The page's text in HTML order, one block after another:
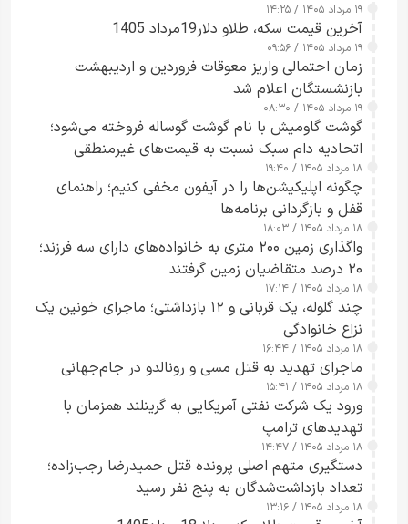
۱۹ مرداد ۱۴۰۵ / ۱۴:۲۵
آخرین قیمت سکه، طلاو دلار19مرداد 1405
۱۹ مرداد ۱۴۰۵ / ۰۹:۵۶
زمان احتمالی واریز معوقات فروردین و اردیبهشت
بازنشستگان اعلام شد
۱۹ مرداد ۱۴۰۵ / ۰۸:۳۰
گوشت گاومیش با نام گوشت گوساله فروخته می‌شود؛
اتحادیه دام سبک نسبت به قیمت‌های غیرمنطقی
هشدار داد
۱۸ مرداد ۱۴۰۵ / ۱۹:۴۰
چگونه اپلیکیشن‌ها را در آیفون مخفی کنیم؛ راهنمای
قفل و بازگردانی برنامه‌ها
۱۸ مرداد ۱۴۰۵ / ۱۸:۰۳
واگذاری زمین ۲۰۰ متری به خانواده‌های دارای سه فرزند؛
۲۰ درصد متقاضیان زمین گرفتند
۱۸ مرداد ۱۴۰۵ / ۱۷:۱۴
چند گلوله، یک قربانی و ۱۲ بازداشتی؛ ماجرای خونین یک
نزاع خانوادگی
۱۸ مرداد ۱۴۰۵ / ۱۶:۴۴
ماجرای تهدید به قتل مسی و رونالدو در جام‌جهانی
۱۸ مرداد ۱۴۰۵ / ۱۵:۴۱
ورود یک شرکت نفتی آمریکایی به گرینلند همزمان با
تهدیدهای ترامپ
۱۸ مرداد ۱۴۰۵ / ۱۴:۴۷
دستگیری متهم اصلی پرونده قتل حمیدرضا رجب‌زاده؛
تعداد بازداشت‌شدگان به پنج نفر رسید
۱۸ مرداد ۱۴۰۵ / ۱۳:۱۶